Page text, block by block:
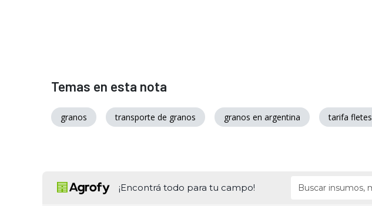
Temas en esta nota
granos transporte de granos granos en argentina tarifa fletes
¡Encontrá todo para tu campo!